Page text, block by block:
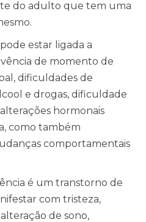
do adulto que tem uma
estar ligada a
de momento de
dificuldades de
e drogas, dificuldade
hormonais
como também
comportamentais
é um transtorno de
com tristeza,
de sono,